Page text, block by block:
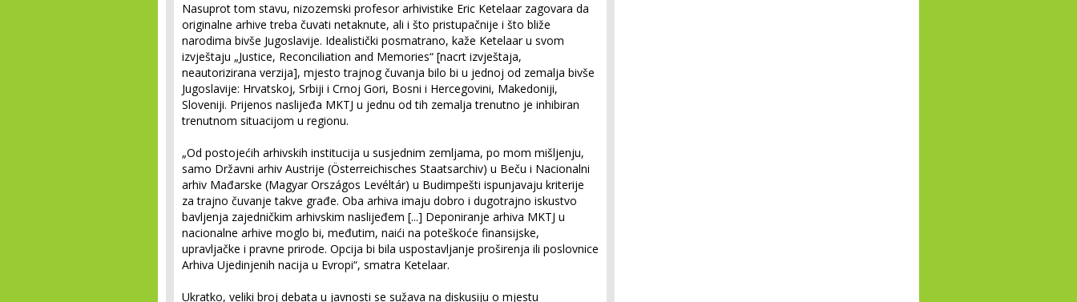
Nasuprot tom stavu, nizozemski profesor arhivistike Eric Ketelaar zagovara da
originalne arhive treba čuvati netaknute, ali i što pristupačnije i što bliže
narodima bivše Jugoslavije. Idealistički posmatrano, kaže Ketelaar u svom
izvještaju „Justice, Reconciliation and Memories“ [nacrt izvještaja,
neautorizirana verzija], mjesto trajnog čuvanja bilo bi u jednoj od zemalja bivše
Jugoslavije: Hrvatskoj, Srbiji i Crnoj Gori, Bosni i Hercegovini, Makedoniji,
Sloveniji. Prijenos naslijeđa MKTJ u jednu od tih zemalja trenutno je inhibiran
trenutnom situacijom u regionu.
„Od postojećih arhivskih institucija u susjednim zemljama, po mom mišljenju,
samo Državni arhiv Austrije (Österreichisches Staatsarchiv) u Beču i Nacionalni
arhiv Mađarske (Magyar Országos Levéltár) u Budimpešti ispunjavaju kriterije
za trajno čuvanje takve građe. Oba arhiva imaju dobro i dugotrajno iskustvo
bavljenja zajedničkim arhivskim naslijeđem [...] Deponiranje arhiva MKTJ u
nacionalne arhive moglo bi, međutim, naići na poteškoće finansijske,
upravljačke i pravne prirode. Opcija bi bila uspostavljanje proširenja ili poslovnice
Arhiva Ujedinjenih nacija u Evropi“, smatra Ketelaar.
Ukratko, veliki broj debata u javnosti se sužava na diskusiju o mjestu